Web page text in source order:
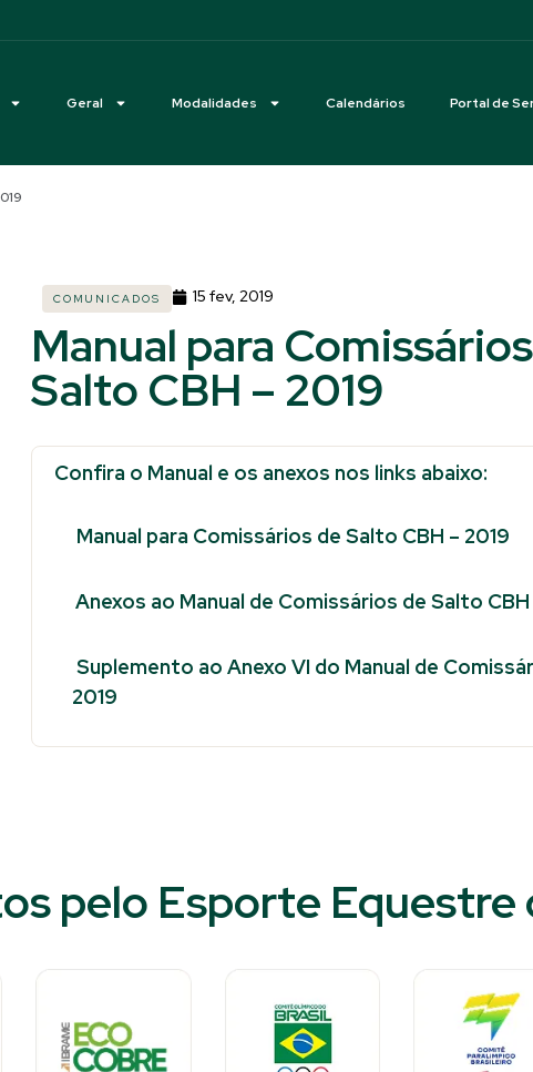
Geral Modalidades Calendários Portal de
COMUNICADOS 15 fev, 2019
Manual para
Salto CBH – 2019
Confira o Manual e os anexos nos links abaixo:
Manual para Comissários de Salto CBH – 2019
Anexos ao Manual de Comissários de Salto CBH
Suplemento ao Anexo VI do Manual de
2019
pelo Esporte Equestre